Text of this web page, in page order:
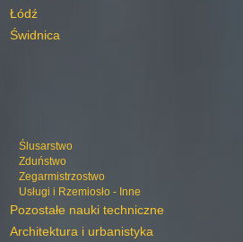
Łódź
Świdnica
Ślusarstwo
Zduństwo
Zegarmistrzostwo
Usługi i Rzemiosło - Inne
Pozostałe nauki techniczne
Architektura i urbanistyka